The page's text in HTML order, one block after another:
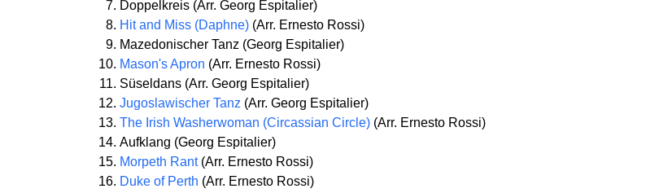
Doppelkreis (Arr. Georg Espitalier)
Hit and Miss (Daphne) (Arr. Ernesto Rossi)
Mazedonischer Tanz (Georg Espitalier)
Mason's Apron (Arr. Ernesto Rossi)
Süseldans (Arr. Georg Espitalier)
Jugoslawischer Tanz (Arr. Georg Espitalier)
The Irish Washerwoman (Circassian Circle) (Arr. Ernesto Rossi)
Aufklang (Georg Espitalier)
Morpeth Rant(Arr. Ernesto Rossi)
Duke of Perth (Arr. Ernesto Rossi)